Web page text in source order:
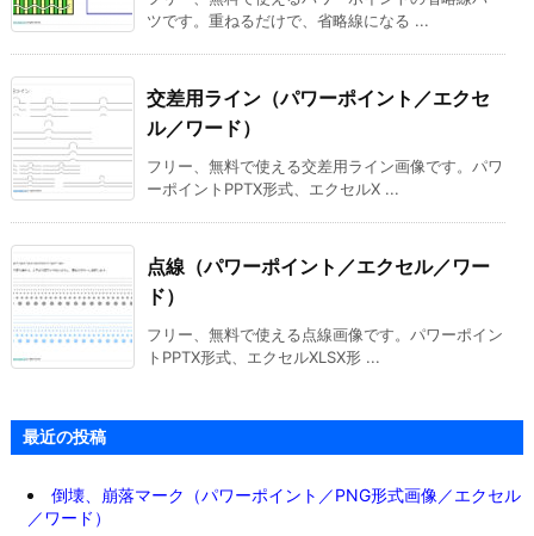
ツです。重ねるだけで、省略線になる ...
交差用ライン（パワーポイント／エクセ
ル／ワード）
フリー、無料で使える交差用ライン画像です。パワ
ーポイントPPTX形式、エクセルX ...
点線（パワーポイント／エクセル／ワー
ド）
フリー、無料で使える点線画像です。パワーポイン
トPPTX形式、エクセルXLSX形 ...
最近の投稿
倒壊、崩落マーク（パワーポイント／PNG形式画像／エクセル
／ワード）